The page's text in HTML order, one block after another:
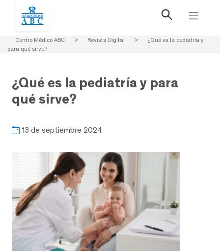
Centro Médico ABC > Revista Digital >
¿Qué es la pediatría y
para qué sirve?
¿Qué es la pediatría y para
qué sirve?
13 de septiembre 2024